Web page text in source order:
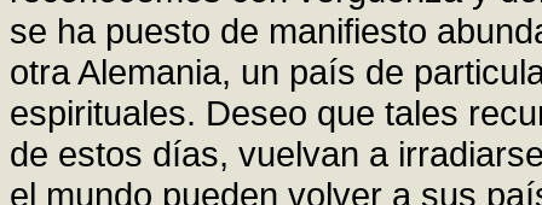
se ha puesto de manifiesto
otra Alemania, un país de
espirituales. Deseo que tales
de estos días, vuelvan a
el mundo pueden volver a sus